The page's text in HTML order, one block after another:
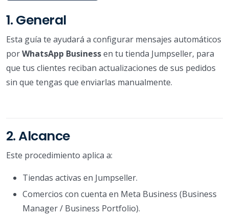
1. General
Esta guía te ayudará a configurar mensajes automáticos
porWhatsApp Businessen tu tienda Jumpseller, para
que tus clientes reciban actualizaciones de sus pedidos
sin que tengas que enviarlas manualmente.
2. Alcance
Este procedimiento aplica a:
Tiendas activas en Jumpseller.
Comercios con cuenta en Meta Business (Business
Manager / Business Portfolio).